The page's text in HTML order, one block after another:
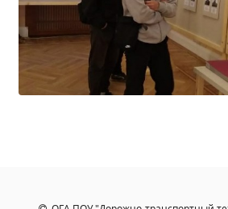
Стипендии и меры поддержки
Платные образовательные услуги
Финансово-хозяйственная
Вакантные места для приёма